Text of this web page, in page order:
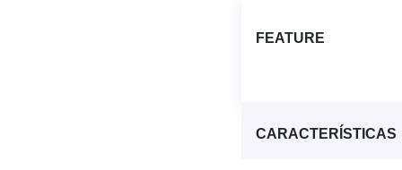
FEATURE
CARACTERÍSTICAS